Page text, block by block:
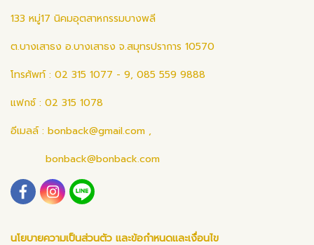
133 หมู่17 นิคมอุตสาหกรรมบางพลี
ต.บางเสาธง อ.บางเสาธง จ.สมุทรปราการ 10570
โทรศัพท์ : 02 315 1077 - 9, 085 559 9888
แฟกซ์ : 02 315 1078
อีเมลล์ : bonback@gmail.com ,
bonback@bonback.com
นโยบายความเป็นส่วนตัว และข้อกำหนดและเงื่อนไข